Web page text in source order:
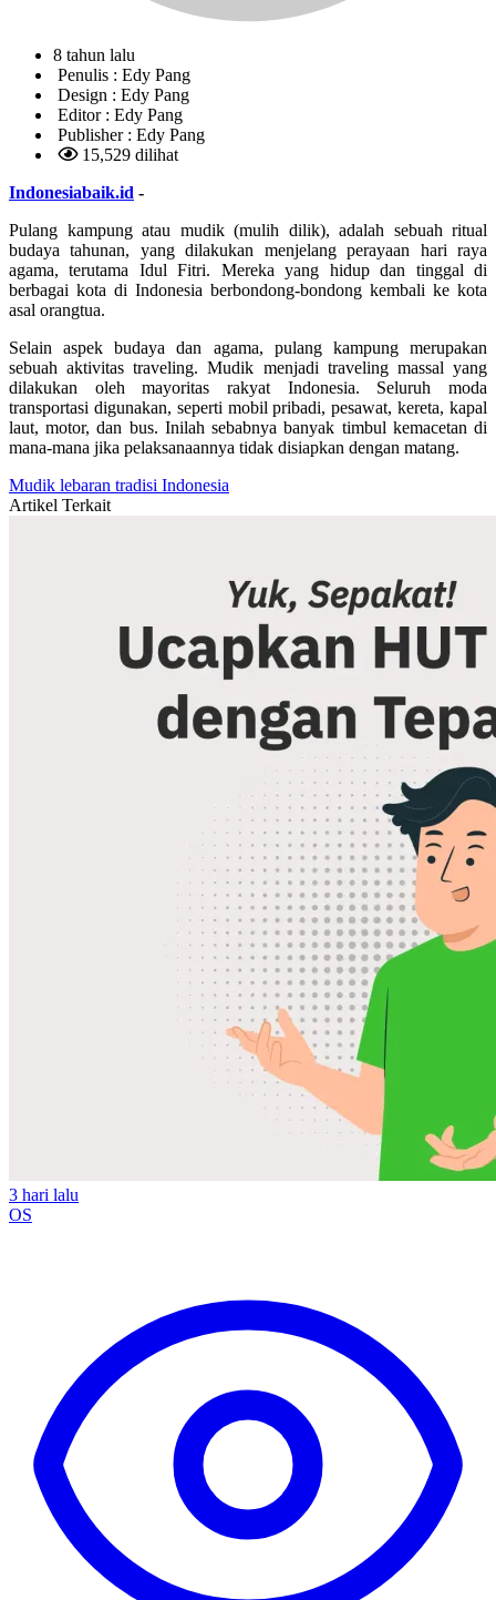
8 tahun lalu
Penulis : Edy Pang
Design : Edy Pang
Editor : Edy Pang
Publisher : Edy Pang
15,529 dilihat
Indonesiabaik.id -
Pulang kampung atau mudik (mulih dilik), adalah sebuah ritual
budaya tahunan, yang dilakukan menjelang perayaan hari raya
agama, terutama Idul Fitri. Mereka yang hidup dan tinggal di
berbagai kota di Indonesia berbondong-bondong kembali ke kota
asal orangtua.
Selain aspek budaya dan agama, pulang kampung merupakan
sebuah aktivitas traveling. Mudik menjadi traveling massal yang
dilakukan oleh mayoritas rakyat Indonesia. Seluruh moda
transportasi digunakan, seperti mobil pribadi, pesawat, kereta, kapal
laut, motor, dan bus. Inilah sebabnya banyak timbul kemacetan di
mana-mana jika pelaksanaannya tidak disiapkan dengan matang.
Mudik lebaran tradisi Indonesia
Artikel Terkait
3 hari lalu
OS